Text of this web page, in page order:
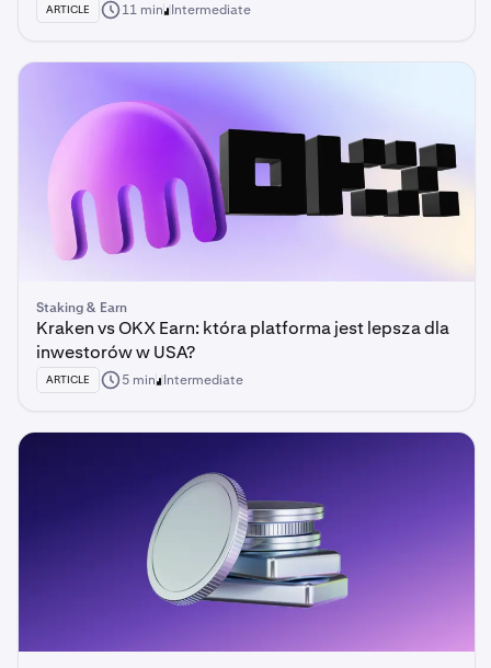
ARTICLE 11 min Intermediate
Staking & Earn
Kraken vs OKX Earn: która platforma jest lepsza dla
inwestorów w USA?
ARTICLE 5 min Intermediate